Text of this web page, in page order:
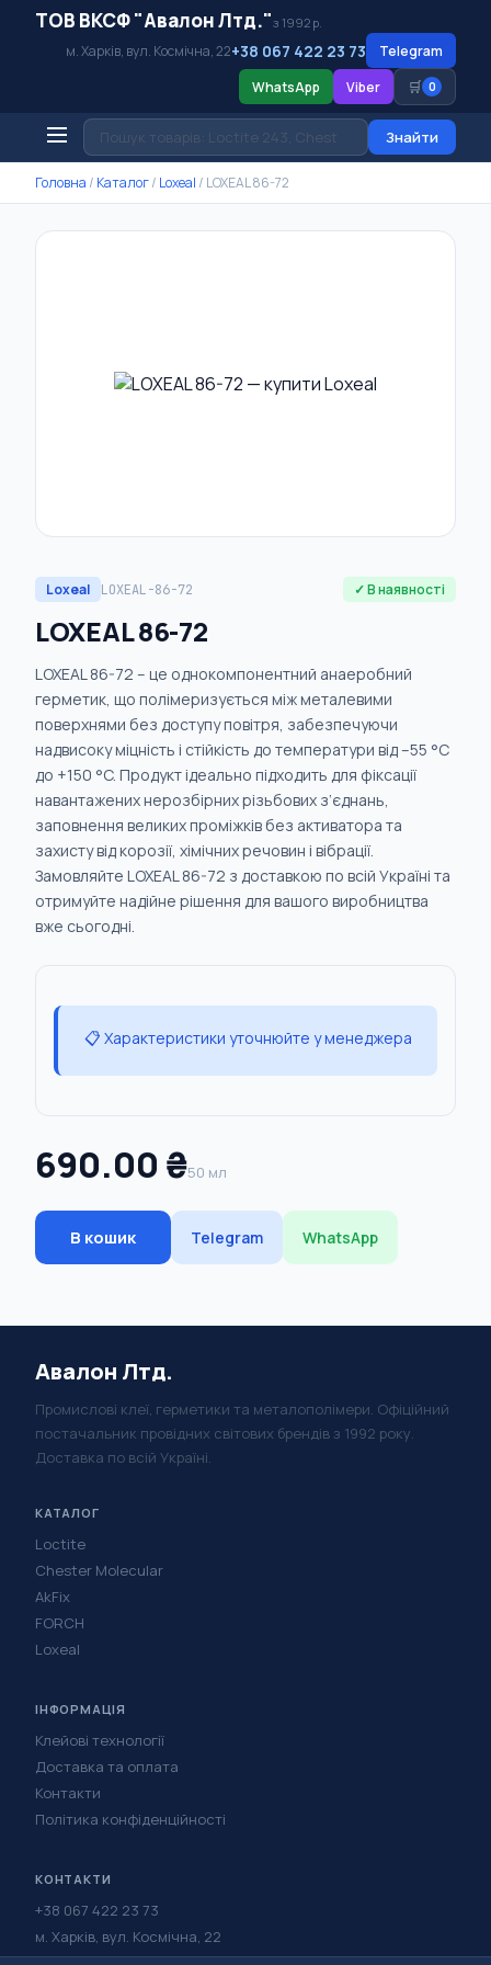
ТОВ ВКСФ "Авалон Лтд."з 1992 р.
м. Харків, вул. Космічна, 22+38 067 422 23 73
Telegram
WhatsApp
Viber 🛒 0
Знайти
Головна / Каталог/ Loxeal / LOXEAL 86-72
Loxeal LOXEAL-86-72 ✓ В наявності
LOXEAL 86-72
LOXEAL 86-72 – це однокомпонентний анаеробний
герметик, що полімеризується між металевими
поверхнями без доступу повітря, забезпечуючи
надвисоку міцність і стійкість до температури від –55 °C
до +150 °C. Продукт ідеально підходить для фіксації
навантажених нерозбірних різьбових з’єднань,
заповнення великих проміжків без активатора та
захисту від корозії, хімічних речовин і вібрації.
Замовляйте LOXEAL 86-72 з доставкою по всій Україні та
отримуйте надійне рішення для вашого виробництва
вже сьогодні.
📋 Характеристики уточнюйте у менеджера
690.00 ₴50 мл
В кошик Telegram WhatsApp
Авалон Лтд.
Промислові клеї, герметики та металополімери. Офіційний
постачальник провідних світових брендів з 1992 року.
Доставка по всій Україні.
КАТАЛОГ
Loctite
Chester Molecular
AkFix
FORCH
Loxeal
ІНФОРМАЦІЯ
Клейові технології
Доставка та оплата
Контакти
Політика конфіденційності
КОНТАКТИ
+38 067 422 23 73
м. Харків, вул. Космічна, 22